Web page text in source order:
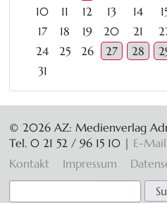
10
11 12 13 14
17
18 19 20 21
24
25 26 27 28
31
© 2026 AZ: Medienverlag
Tel. 0 21 52 / 96 15 10 | E-Mail
Navigation
überspringen
Kontakt Impressum